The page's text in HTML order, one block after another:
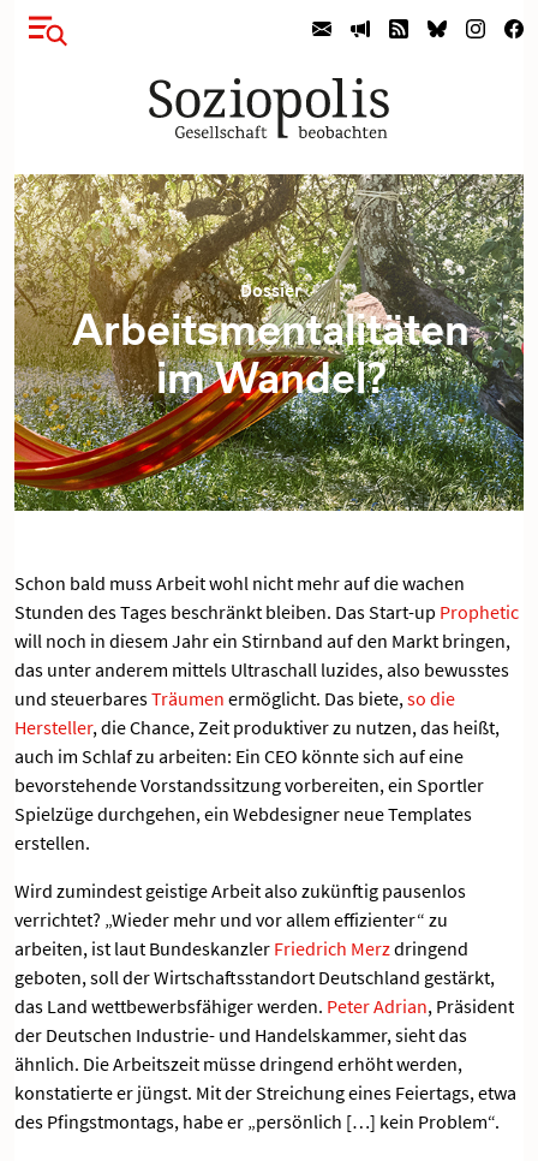
Dossier
Arbeitsmentalitäten
im Wandel?
Schon bald muss Arbeit wohl nicht mehr auf die wachen
Stunden des Tages beschränkt bleiben. Das Start-up Prophetic
will noch in diesem Jahr ein Stirnband auf den Markt bringen,
das unter anderem mittels Ultraschall luzides, also bewusstes
und steuerbaresTräumen ermöglicht. Das biete, so die
Hersteller, die Chance, Zeit produktiver zu nutzen, das heißt,
auch im Schlaf zu arbeiten: Ein CEO könnte sich auf eine
bevorstehende Vorstandssitzung vorbereiten, ein Sportler
Spielzüge durchgehen, ein Webdesigner neue Templates
erstellen.
Wird zumindest geistige Arbeit also zukünftig pausenlos
verrichtet? „Wieder mehr und vor allem effizienter“ zu
arbeiten, ist laut Bundeskanzler Friedrich Merzdringend
geboten, soll der Wirtschaftsstandort Deutschland gestärkt,
das Land wettbewerbsfähiger werden. Peter Adrian, Präsident
der Deutschen Industrie- und Handelskammer, sieht das
ähnlich. Die Arbeitszeit müsse dringend erhöht werden,
konstatierte er jüngst. Mit der Streichung eines Feiertags, etwa
des Pfingstmontags, habe er „persönlich […] kein Problem“.